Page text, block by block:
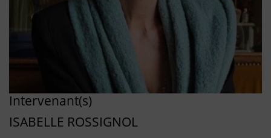
Intervenant(s)
ISABELLE ROSSIGNOL